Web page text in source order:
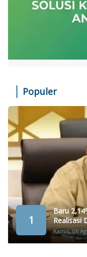
Populer
1
Baru
Realisasi
Kamis, 06